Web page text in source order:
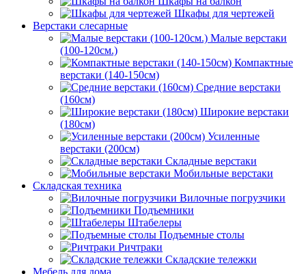
Шкафы для чертежей
Верстаки слесарные
Малые верстаки
(100-120см.)
Компактные
верстаки (140-150см)
Средние верстаки
(160см)
Широкие верстаки
(180см)
Усиленные
верстаки (200см)
Складные верстаки
Мобильные верстаки
Складская техника
Вилочные погрузчики
Подъемники
Штабелеры
Подъемные столы
Ричтраки
Складские тележки
Мебель для дома